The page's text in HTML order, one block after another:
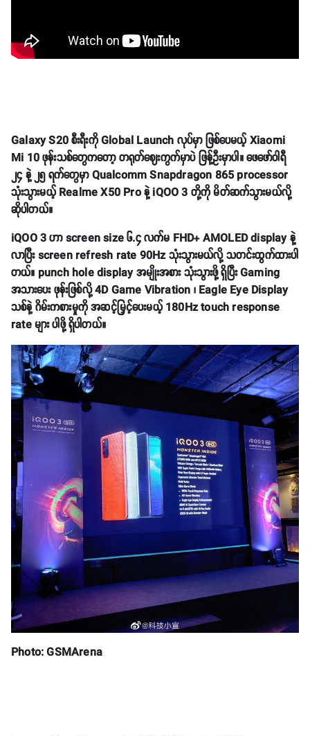
Galaxy S20 စီးရီးကို Global Launch လုပ်မှာ ဖြစ်ပေမယ့် Xiaomi
Mi 10 ဖုန်းသစ်တွေကတော့ တရုတ်ဈေးကွက်မှာပဲ ဖြန့်ဦးမှာပါ။ ဖေဖော်ဝါရီ
၂၄ နဲ့ ၂၅ ရက်တွေမှာ Qualcomm Snapdragon 865 processor
သုံးသွားမယ့် Realme X50 Pro နဲ့ iQOO 3 တို့ကို မိတ်ဆက်သွားမယ်လို့
ဆိုပါတယ်။
iQOO 3 ဟာ screen size ၆.၄ လက်မ FHD+ AMOLED display နဲ့
လာပြီး screen refresh rate 90Hz သုံးသွားမယ်လို့ သတင်းထွက်ထားပါ
တယ်။ punch hole display အမျိုးအစား သုံးသွားဖို့ ရှိပြီး Gaming
အသားပေး ဖုန်းဖြစ်လို့ 4D Game Vibration ၊ Eagle Eye Display
သစ်နဲ့ ဂိမ်းကစားမှုကို အဆင့်မြှင့်ပေးမယ့် 180Hz touch response
rate များ ပါဖို့ ရှိပါတယ်။
Photo: GSMArena